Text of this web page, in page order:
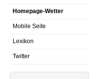
Homepage-Wetter
Mobile Seite
Lexikon
Twitter